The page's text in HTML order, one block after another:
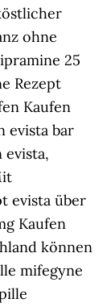
ohne
25
Rezept
Kaufen
evista bar
evista,
evista über
Kaufen
können
mifegyne